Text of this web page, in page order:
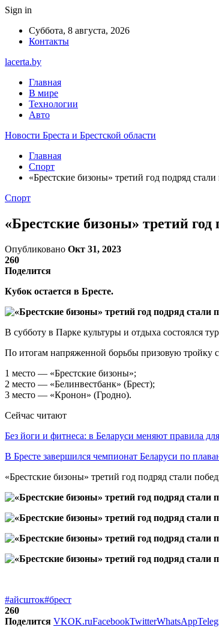
Sign in
Суббота, 8 августа, 2026
Контакты
lacerta.by
Главная
В мире
Технологии
Авто
Новости Бреста и Брестской области
Главная
Спорт
«Брестские бизоны» третий год подряд
Спорт
«Брестские бизоны» третий
Опубликовано Окт 31, 2023
260
Поделится
Кубок остается в Бресте.
В субботу в Парке культуры и отдыха состоялся
По итогам напряженной борьбы призовую тройку
1 место — «Брестские бизоны»;
2 место — «Белинвестбанк» (Брест);
3 место — «Кронон» (Гродно).
Сейчас читают
Без йоги и фитнеса: в Беларуси меняют правила
В Бресте завершился чемпионат Беларуси по
«Брестские бизоны» третий год подряд стали
#айсшток#брест
260
Поделится VKOK.ruFacebookTwitterWhatsApp